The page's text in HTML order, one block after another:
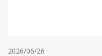
2026/06/26